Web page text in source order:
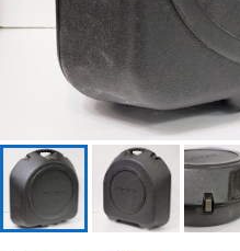
アンプ
DJ機器
DTM オンライン納品